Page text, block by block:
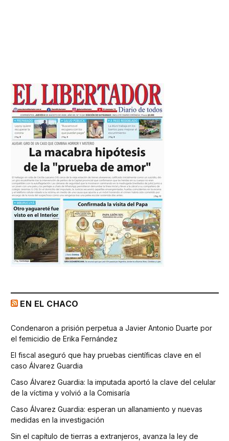
EN EL CHACO
Condenaron a prisión perpetua a Javier Antonio Duarte por
el femicidio de Erika Fernández
El fiscal aseguró que hay pruebas científicas clave en el
caso Álvarez Guardia
Caso Álvarez Guardia: la imputada aportó la clave del celular
de la víctima y volvió a la Comisaría
Caso Álvarez Guardia: esperan un allanamiento y nuevas
medidas en la investigación
Sin el capítulo de tierras a extranjeros, avanza la ley de